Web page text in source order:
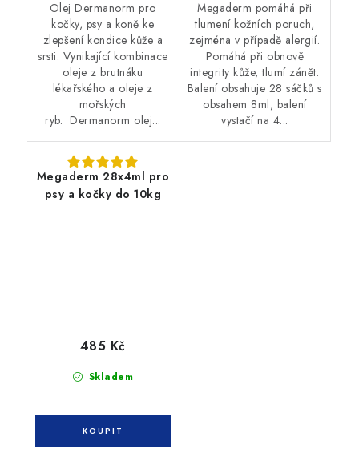
Olej Dermanorm pro
kočky, psy a koně ke
zlepšení kondice kůže a
srsti. Vynikající kombinace
oleje z brutnáku
lékařského a oleje z
mořských
ryb. Dermanorm olej...
Megaderm pomáhá při
tlumení kožních poruch,
zejména v případě alergií.
Pomáhá při obnově
integrity kůže, tlumí zánět.
Balení obsahuje 28 sáčků s
obsahem 8ml, balení
vystačí na 4...
Megaderm 28x4ml pro
psy a kočky do 10kg
Skladem
485 Kč